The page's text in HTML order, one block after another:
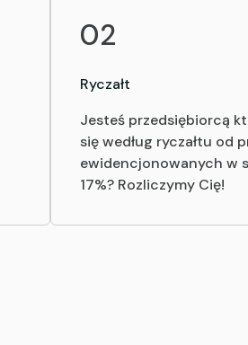
02
Ryczałt
Jesteś przedsiębiorcą
się według ryczałtu od
ewidencjonowanych w
17%? Rozliczymy Cię!